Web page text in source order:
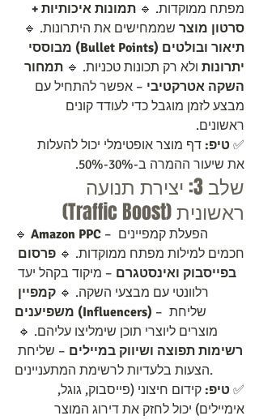
מפתח ממוקדות. 🔹 תמונות איכותיות +
סרטון מוצר שממחישים את היתרונות. 🔹
תיאור ובולטים (Bullet Points) מבוססי
יתרונות ולא רק תכונות טכניות. 🔹 תמחור
השקה אטרקטיבי – אפשר להתחיל עם
מבצע לזמן מוגבל כדי לעודד קונים
ראשונים.
✅ טיפ: דף מוצר אופטימלי יכול להעלות
את שיעור ההמרה ב-30%-50%.
שלב 3: יצירת תנועה
ראשונית (Traffic Boost)
🔹 Amazon PPC – הפעלת קמפיינים
חכמים למילות מפתח ממוקדות. 🔹 פרסום
בפייסבוק ואינסטגרם – מיקוד בקהל יעד
רלוונטי עם מבצעי השקה. 🔹 קמפיין
משפיענים (Influencers) – שליחת
מוצרים ליוצרי תוכן שימליצו עליהם. 🔹
רשימות תפוצה ושיווק במיילים – שליחת
הצעות בלעדיות לרשימת המתעניינים.
✅ טיפ: קידום חיצוני (פייסבוק, גוגל,
אימיילים) יכול לחזק את דירוג המוצר